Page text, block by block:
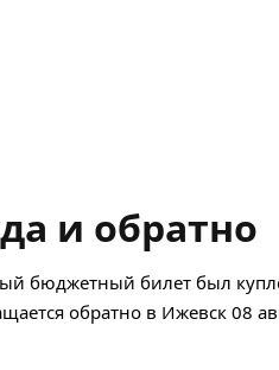
и обратно
бюджетный билет был
обратно в Ижевск 08